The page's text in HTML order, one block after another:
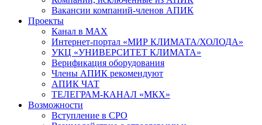
Вакансии компаний-членов АПИК
Проекты
Канал в MAX
Интернет-портал «МИР КЛИМАТА/ХОЛОДА»
УКЦ «УНИВЕРСИТЕТ КЛИМАТА»
Верификация оборудования
Члены АПИК рекомендуют
АПИК ЧАТ
ТЕЛЕГРАМ-КАНАЛ «МКХ»
Возможности
Вступление в СРО